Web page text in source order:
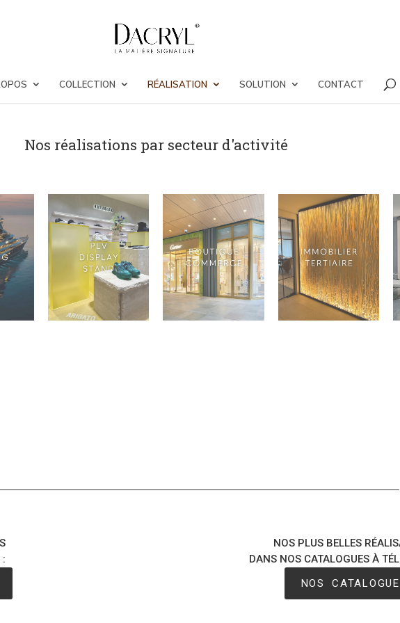
COLLECTION RÉALISATION SOLUTION CONTACT
Nos réalisations par secteur d'activité
:
NOS PLUS BELLES
DANS NOS CATALOGUES À
NOS